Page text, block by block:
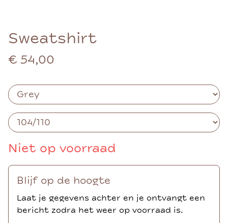
Sweatshirt
€ 54,00
Niet op voorraad
Blijf op de hoogte
Laat je gegevens achter en je ontvangt een
bericht zodra het weer op voorraad is.